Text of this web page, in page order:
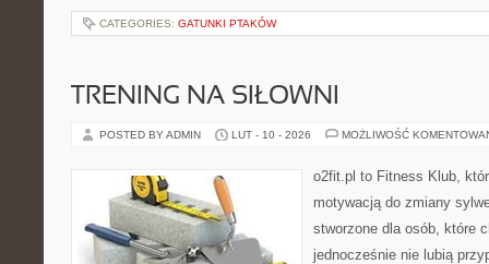
CATEGORIES: GATUNKI PTAKÓW
TRENING NA SIŁOWNI
POSTED BY ADMIN LUT - 10 - 2026 MOŻLIWOŚĆ
o2fit.pl to Fitness Klub,
motywacją do zmiany
stworzone dla osób, które
jednocześnie nie lubią